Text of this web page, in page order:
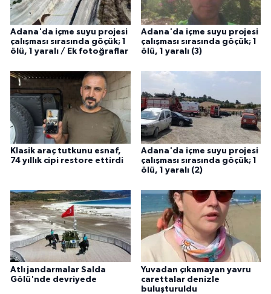
Adana'da içme suyu projesi
çalışması sırasında göçük; 1
ölü, 1 yaralı / Ek fotoğraflar
Adana'da içme suyu projesi
çalışması sırasında göçük; 1
ölü, 1 yaralı (3)
Klasik araç tutkunu esnaf,
74 yıllık cipi restore ettirdi
Adana'da içme suyu projesi
çalışması sırasında göçük; 1
ölü, 1 yaralı (2)
Atlı jandarmalar Salda
Gölü'nde devriyede
Yuvadan çıkamayan yavru
carettalar denizle
buluşturuldu